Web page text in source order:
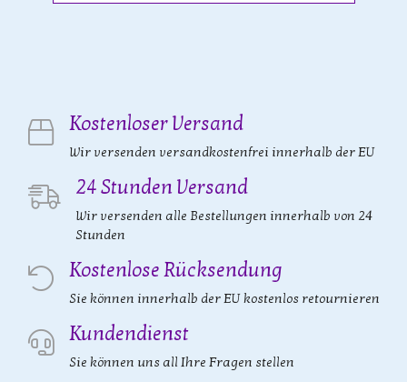
Kostenloser Versand
Wir versenden versandkostenfrei innerhalb der EU
24 Stunden Versand
Wir versenden alle Bestellungen innerhalb von 24
Stunden
Kostenlose Rücksendung
Sie können innerhalb der EU kostenlos retournieren
Kundendienst
Sie können uns all Ihre Fragen stellen